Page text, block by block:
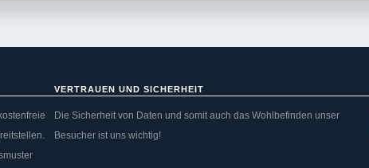
VERTRAUEN UND SICHERHEIT
Die Sicherheit von Daten und somit auch das Wohlbefinden unser
Besucher ist uns wichtig!